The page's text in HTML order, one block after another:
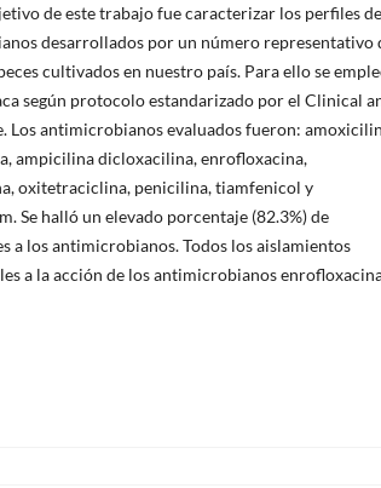
de este trabajo fue caracterizar los perfiles de
desarrollados por un número representativo
cultivados en nuestro país. Para ello se
según protocolo estandarizado por el Clinical
Los antimicrobianos evaluados fueron:
ampicilina dicloxacilina, enrofloxacina,
oxitetraciclina, penicilina, tiamfenicol y
Se halló un elevado porcentaje (82.3%) de
a los antimicrobianos. Todos los aislamientos
a la acción de los antimicrobianos